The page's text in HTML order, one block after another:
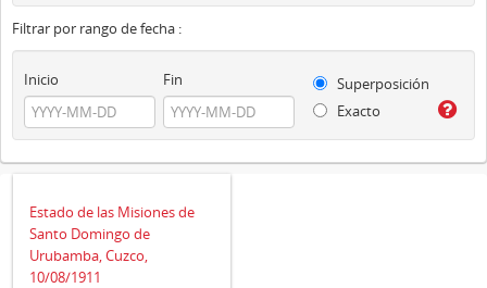
Filtrar por rango de fecha :
Inicio Fin
Superposición
Exacto
Estado de las Misiones de
Santo Domingo de
Urubamba, Cuzco,
10/08/1911